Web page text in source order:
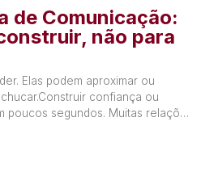
de Comunicação:
não para
Elas podem aproximar ou
confiança ou
poucos segundos. Muitas relações